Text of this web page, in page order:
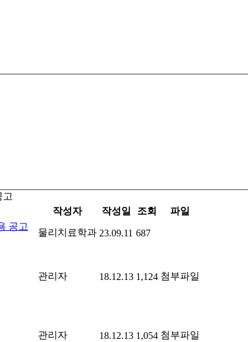
고
작성자 작성일 조회 파일
공고
물리치료학과 23.09.11 687
관리자 18.12.13 1,124 첨부파일
관리자 18.12.13 1,054 첨부파일